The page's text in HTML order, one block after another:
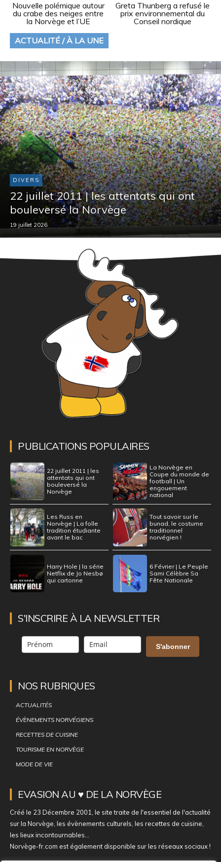
Nouvelle polémique autour
du crabe des neiges entre
la Norvège et l’UE
Greta Thunberg a refusé le
prix environnemental du
Conseil nordique
ACTUALITÉ / À LA UNE
DIVERS
22 juillet 2011 | les attentats qui ont
bouleversé la Norvège
19 juillet 2026
PUBLICATIONS POPULAIRES
22 juillet 2011 | les
attentats qui ont
bouleversé la
Norvège
La Norvège en
Coupe du monde de
football | Un
engouement
national
Les Russ en
Norvège | La folle
tradition étudiante
avant le bac
Tout savoir sur le
bunad, le costume
traditionnel
norvégien !
Harry Hole | la série
Netflix de Jo Nesbø
qui cartonne
6 Février | Le Peuple
Sami Célèbre Sa
Fête Nationale
S'INSCRIRE À LA NEWSLETTER
S'abonner
NOS RUBRIQUES
ACTUALITÉS
ÉVÈNEMENTS NORVÉGIENS
RECETTES DE CUISINE
TOURISME EN NORVÈGE
MODE DE VIE
EVASION AU ♥ DE LA NORVÈGE
Créé le 23 Décembre 2001, le site traite de l'essentiel de l'actualité
sur la Norvège, les évènements culturels, les recettes de cuisine,
les lieux incontournables...
Norvège-fr.com est également disponible sur les réseaux sociaux !